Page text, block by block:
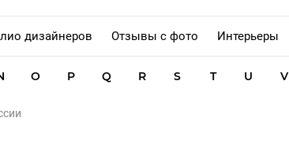
дизайнеров Отзывы с фото Интерьеры
O P Q R S T U V